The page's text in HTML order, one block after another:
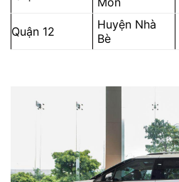
Quận 12
Huyện Nhà
Bè